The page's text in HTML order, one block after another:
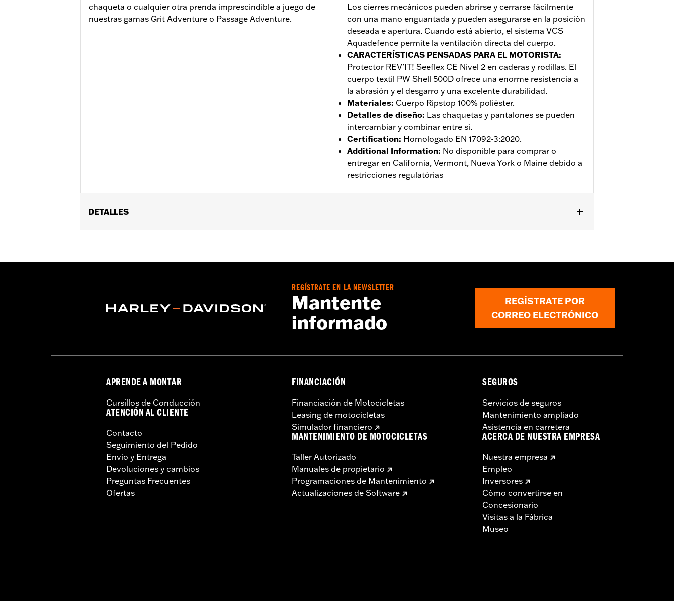
chaqueta o cualquier otra prenda imprescindible a juego de
nuestras gamas Grit Adventure o Passage Adventure.
Los cierres mecánicos pueden abrirse y cerrarse fácilmente
con una mano enguantada y pueden asegurarse en la posición
deseada e apertura. Cuando está abierto, el sistema VCS
Aquadefence permite la ventilación directa del cuerpo.
CARACTERÍSTICAS PENSADAS PARA EL MOTORISTA:
Protector REV’IT! Seeflex CE Nivel 2 en caderas y rodillas. El
cuerpo textil PW Shell 500D ofrece una enorme resistencia a
la abrasión y el desgarro y una excelente durabilidad.
Materiales: Cuerpo Ripstop 100% poliéster.
Detalles de diseño: Las chaquetas y pantalones se pueden
intercambiar y combinar entre sí.
Certification: Homologado EN 17092-3:2020.
Additional Information: No disponible para comprar o
entregar en California, Vermont, Nueva York o Maine debido a
restricciones regulatórias
DETALLES
Impermeable:Sí
Material:Polyester
REGÍSTRATE EN LA NEWSLETTER
Mantente
informado
REGÍSTRATE POR
CORREO ELECTRÓNICO
APRENDE A MONTAR
Cursillos de Conducción
ATENCIÓN AL CLIENTE
Contacto
Seguimiento del Pedido
Envío y Entrega
Devoluciones y cambios
Preguntas Frecuentes
Ofertas
FINANCIACIÓN
Financiación de Motocicletas
Leasing de motocicletas
Simulador financiero
MANTENIMIENTO DE MOTOCICLETAS
Taller Autorizado
Manuales de propietario
Programaciones de Mantenimiento
Actualizaciones de Software
SEGUROS
Servicios de seguros
Mantenimiento ampliado
Asistencia en carretera
ACERCA DE NUESTRA EMPRESA
Nuestra empresa
Empleo
Inversores
Cómo convertirse en
Concesionario
Visitas a la Fábrica
Museo